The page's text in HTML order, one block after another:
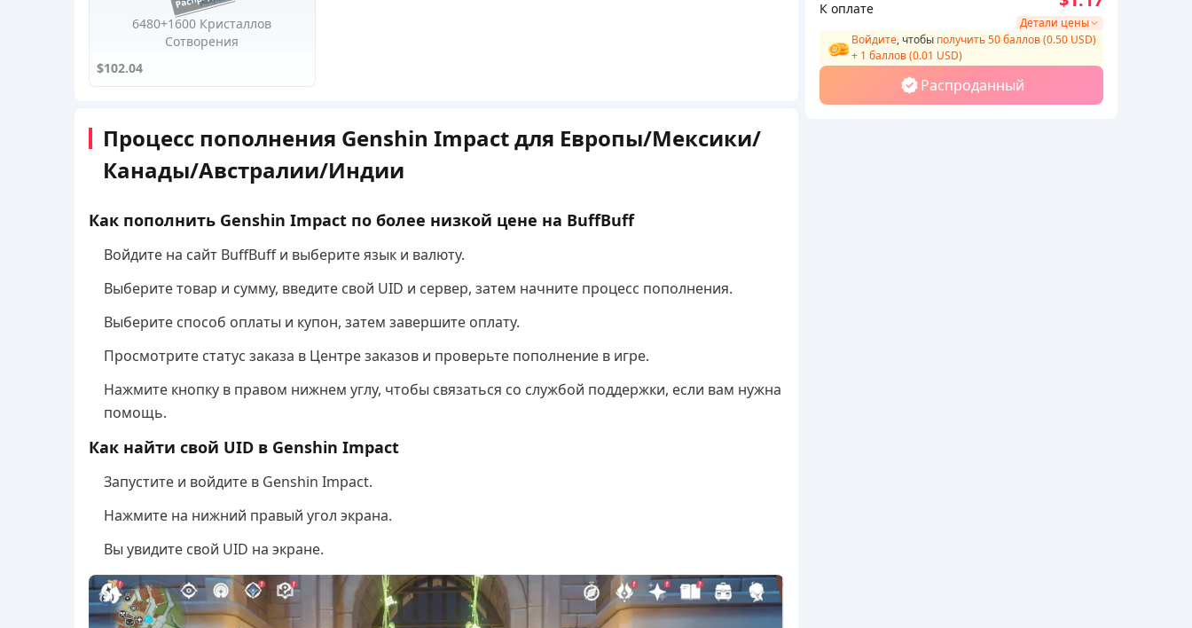
К оплате
Детали цены
Войдите, чтобы получить 50 баллов (0.50 USD)
+ 1 баллов (0.01 USD)
Распроданный
6480+1600 Кристаллов
Сотворения
$102.04
Процесс пополнения Genshin Impact для Европы/Мексики/
Канады/Австралии/Индии
Как пополнить Genshin Impact по более низкой цене на BuffBuff
Войдите на сайт BuffBuff и выберите язык и валюту.
Выберите товар и сумму, введите свой UID и сервер, затем начните процесс пополнения.
Выберите способ оплаты и купон, затем завершите оплату.
Просмотрите статус заказа в Центре заказов и проверьте пополнение в игре.
Нажмите кнопку в правом нижнем углу, чтобы связаться со службой поддержки, если вам нужна
помощь.
Как найти свой UID в Genshin Impact
Запустите и войдите в Genshin Impact.
Нажмите на нижний правый угол экрана.
Вы увидите свой UID на экране.